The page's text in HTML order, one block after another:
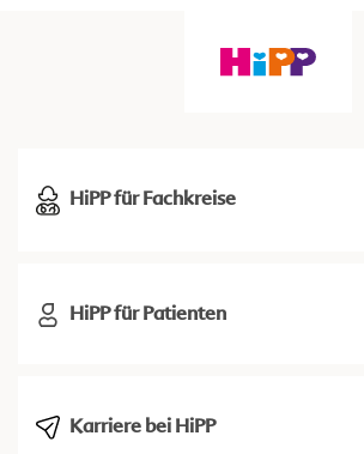
HiPP für Fachkreise
HiPP für Patienten
Karriere bei HiPP